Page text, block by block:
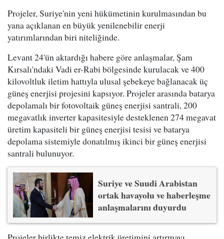
Projeler, Suriye'nin yeni hükümetinin kurulmasından bu
yana açıklanan en büyük yenilenebilir enerji
yatırımlarından biri niteliğinde.
Levant 24'ün aktardığı habere göre anlaşmalar, Şam
Kırsalı'ndaki Vadi er-Rabi bölgesinde kurulacak ve 400
kilovoltluk iletim hattıyla ulusal şebekeye bağlanacak üç
güneş enerjisi projesini kapsıyor. Projeler arasında batarya
depolamalı bir fotovoltaik güneş enerjisi santrali, 200
megavatlık inverter kapasitesiyle desteklenen 274 megavat
üretim kapasiteli bir güneş enerjisi tesisi ve batarya
depolama sistemiyle donatılmış ikinci bir güneş enerjisi
santrali bulunuyor.
Suriye ve Suudi Arabistan
ortak havayolu ve haberleşme
anlaşmalarını duyurdu